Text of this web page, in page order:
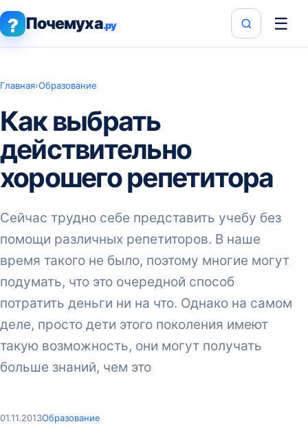
? Почемуха.ру ☰
Главная›Образование
Как выбрать
действительно
хорошего репетитора
Сейчас трудно себе представить учебу без
помощи различных репетиторов. В наше
время такого не было, поэтому многие могут
подумать, что это очередной способ
потратить деньги ни на что. Однако на самом
деле, просто дети этого поколения имеют
такую возможность, они могут получать
больше знаний, чем это
01.11.2013Образование